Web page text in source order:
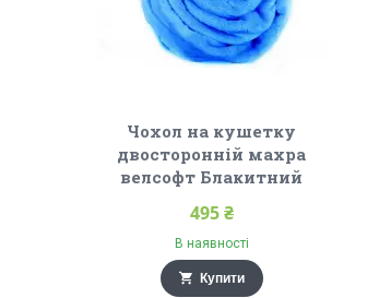
Чохол на кушетку
двосторонній махра
велсофт Блакитний
495 ₴
В наявності
Купити